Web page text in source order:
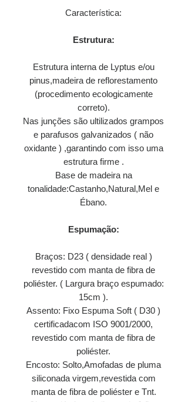
Característica:
Estrutura:
Estrutura interna de Lyptus e/ou
pinus,madeira de reflorestamento
(procedimento ecologicamente
correto).
Nas junções são ultilizados grampos
e parafusos galvanizados ( não
oxidante ) ,garantindo com isso uma
estrutura firme .
Base de madeira na
tonalidade:Castanho,Natural,Mel e
Ébano.
Espumação:
Braços: D23 ( densidade real )
revestido com manta de fibra de
poliéster. ( Largura braço espumado:
15cm ).
Assento: Fixo Espuma Soft ( D30 )
certificadacom ISO 9001/2000,
revestido com manta de fibra de
poliéster.
Encosto: Solto,Amofadas de pluma
siliconada virgem,revestida com
manta de fibra de poliéster e Tnt.